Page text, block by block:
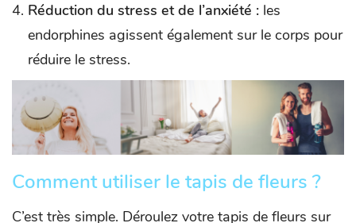
Réduction du stress et de l’anxiété : les
endorphines agissent également sur le corps pour
réduire le stress.
Comment utiliser le tapis de fleurs ?
C’est très simple. Déroulez votre tapis de fleurs sur